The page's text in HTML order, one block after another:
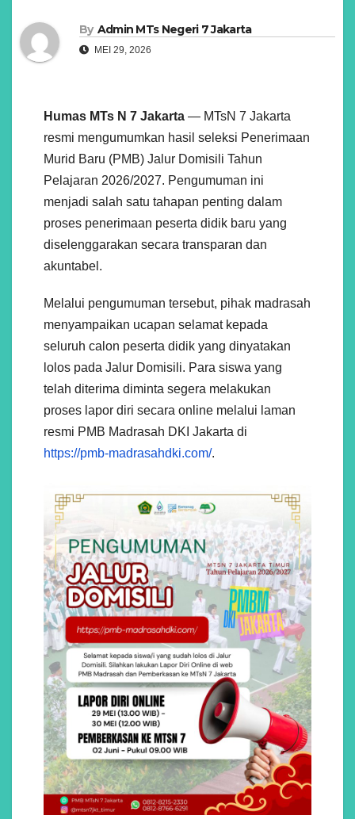
By Admin MTs Negeri 7 Jakarta
MEI 29, 2026
Humas MTs N 7 Jakarta — MTsN 7 Jakarta
resmi mengumumkan hasil seleksi Penerimaan
Murid Baru (PMB) Jalur Domisili Tahun
Pelajaran 2026/2027. Pengumuman ini
menjadi salah satu tahapan penting dalam
proses penerimaan peserta didik baru yang
diselenggarakan secara transparan dan
akuntabel.
Melalui pengumuman tersebut, pihak madrasah
menyampaikan ucapan selamat kepada
seluruh calon peserta didik yang dinyatakan
lolos pada Jalur Domisili. Para siswa yang
telah diterima diminta segera melakukan
proses lapor diri secara online melalui laman
resmi PMB Madrasah DKI Jakarta di
https://pmb-madrasahdki.com/.